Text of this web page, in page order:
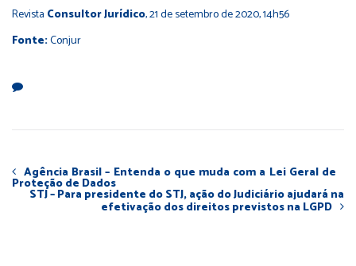
Revista Consultor Jurídico, 21 de setembro de 2020, 14h56
Fonte:Conjur
Agência Brasil – Entenda o que muda com a Lei Geral de
Proteção de Dados
STJ – Para presidente do STJ, ação do Judiciário ajudará na
efetivação dos direitos previstos na LGPD